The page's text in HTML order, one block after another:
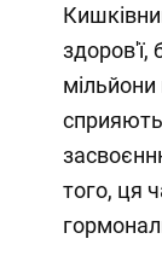
здоров'ї,
того, ця